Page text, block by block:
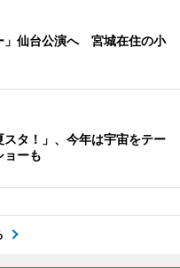
」仙台公演へ 宮城在住の小
タ！」、今年は宇宙をテー
ーも